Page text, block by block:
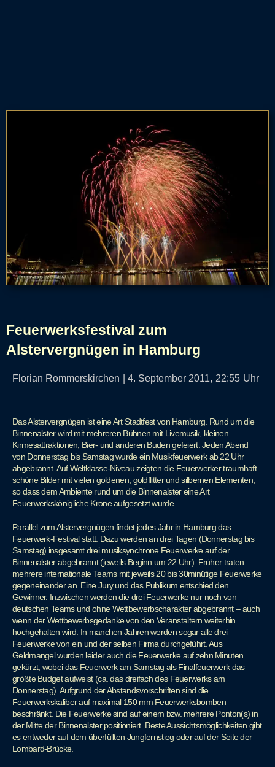
Feuerwerksfestival zum
Alstervergnügen in Hamburg
Florian Rommerskirchen 4. September 2011, 22:55 Uhr
Das Alstervergnügen ist eine Art Stadtfest von Hamburg. Rund um die
Binnenalster wird mit mehreren Bühnen mit Livemusik, kleinen
Kirmesattraktionen, Bier- und anderen Buden gefeiert. Jeden Abend
von Donnerstag bis Samstag wurde ein Musikfeuerwerk ab 22 Uhr
abgebrannt. Auf Weltklasse-Niveau zeigten die Feuerwerker traumhaft
schöne Bilder mit vielen goldenen, goldflitter und silbernen Elementen,
so dass dem Ambiente rund um die Binnenalster eine Art
Feuerwerkskönigliche Krone aufgesetzt wurde.
Parallel zum Alstervergnügen findet jedes Jahr in Hamburg das
Feuerwerk-Festival statt. Dazu werden an drei Tagen (Donnerstag bis
Samstag) insgesamt drei musiksynchrone Feuerwerke auf der
Binnenalster abgebrannt (jeweils Beginn um 22 Uhr). Früher traten
mehrere internationale Teams mit jeweils 20 bis 30minütige Feuerwerke
gegeneinander an. Eine Jury und das Publikum entschied den
Gewinner. Inzwischen werden die drei Feuerwerke nur noch von
deutschen Teams und ohne Wettbewerbscharakter abgebrannt – auch
wenn der Wettbewerbsgedanke von den Veranstaltern weiterhin
hochgehalten wird. In manchen Jahren werden sogar alle drei
Feuerwerke von ein und der selben Firma durchgeführt. Aus
Geldmangel wurden leider auch die Feuerwerke auf zehn Minuten
gekürzt, wobei das Feuerwerk am Samstag als Finalfeuerwerk das
größte Budget aufweist (ca. das dreifach des Feuerwerks am
Donnerstag). Aufgrund der Abstandsvorschriften sind die
Feuerwerkskaliber auf maximal 150 mm Feuerwerksbomben
beschränkt. Die Feuerwerke sind auf einem bzw. mehrere Ponton(s) in
der Mitte der Binnenalster positioniert. Beste Aussichtsmöglichkeiten gibt
es entweder auf dem überfüllten Jungfernstieg oder auf der Seite der
Lombard-Brücke.